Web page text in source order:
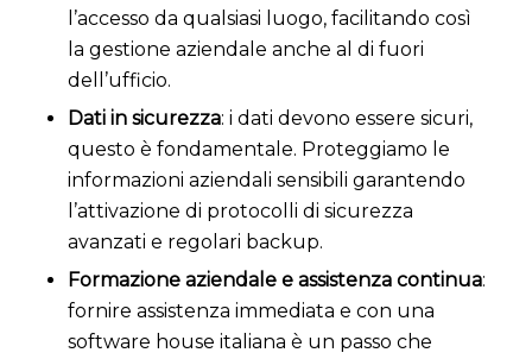
l’accesso da qualsiasi luogo, facilitando così
la gestione aziendale anche al di fuori
dell’ufficio.
Dati in sicurezza: i dati devono essere sicuri,
questo è fondamentale. Proteggiamo le
informazioni aziendali sensibili garantendo
l’attivazione di protocolli di sicurezza
avanzati e regolari backup.
Formazione aziendale e assistenza continua:
fornire assistenza immediata e con una
software house italiana è un passo che